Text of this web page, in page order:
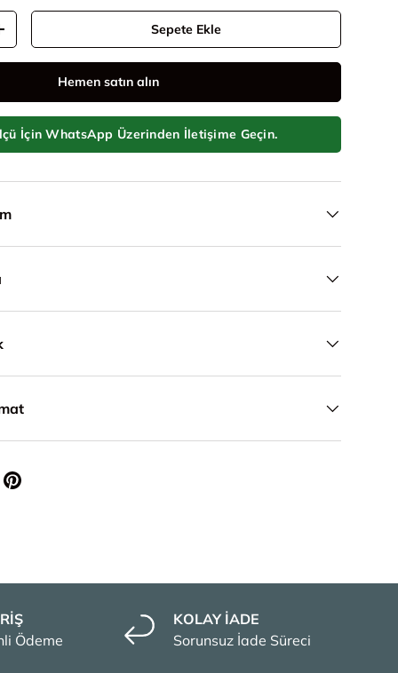
yükle
artır Sepete Ekle
Hemen satın alın
İçin WhatsApp Üzerinden İletişime Geçin.
Ödeme
KOLAY İADE
Sorunsuz İade Süreci